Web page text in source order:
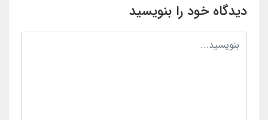
دیدگاه خود را بنویسید